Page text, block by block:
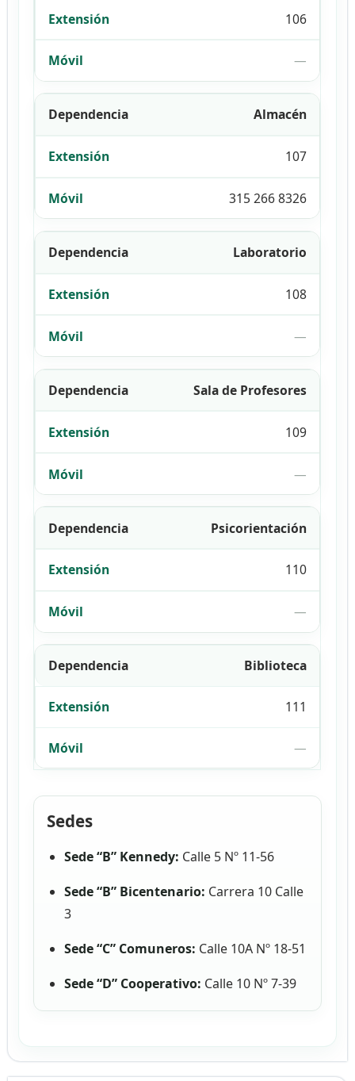
106
—
Almacén
107
315 266 8326
Laboratorio
108
—
Sala de Profesores
109
—
Psicorientación
110
—
Biblioteca
111
—
Sedes
Sede “B” Kennedy: Calle 5 Nº 11-56
Sede “B” Bicentenario: Carrera 10 Calle
3
Sede “C” Comuneros: Calle 10A Nº 18-51
Sede “D” Cooperativo: Calle 10 Nº 7-39